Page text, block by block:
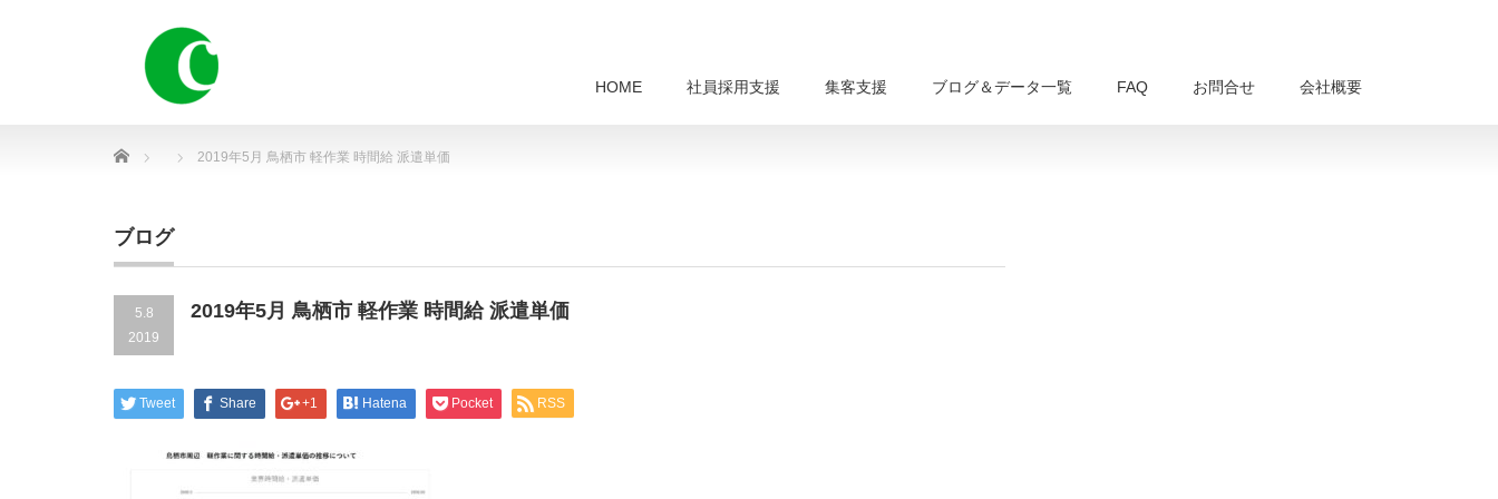
HOME 社員採用支援 集客支援 ブログ＆データ一覧 FAQ お問合せ 会社概要
Home 2019年5月 鳥栖市 軽作業 時間給 派遣単価
ブログ
5.8
2019
2019年5月 鳥栖市 軽作業 時間給 派遣単価
Tweet Share +1 Hatena Pocket RSS